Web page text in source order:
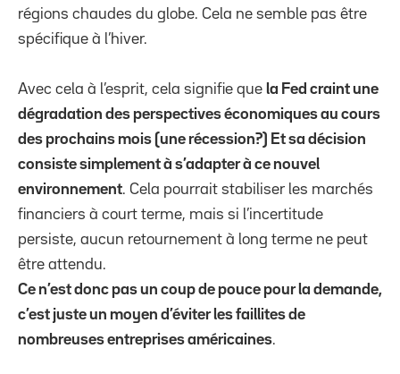
régions chaudes du globe. Cela ne semble pas être
spécifique à l’hiver.
Avec cela à l’esprit, cela signifie que la Fed craint une
dégradation des perspectives économiques au cours
des prochains mois (une récession?) Et sa décision
consiste simplement à s’adapter à ce nouvel
environnement. Cela pourrait stabiliser les marchés
financiers à court terme, mais si l’incertitude
persiste, aucun retournement à long terme ne peut
être attendu.
Ce n’est donc pas un coup de pouce pour la demande,
c’est juste un moyen d’éviter les faillites de
nombreuses entreprises américaines.